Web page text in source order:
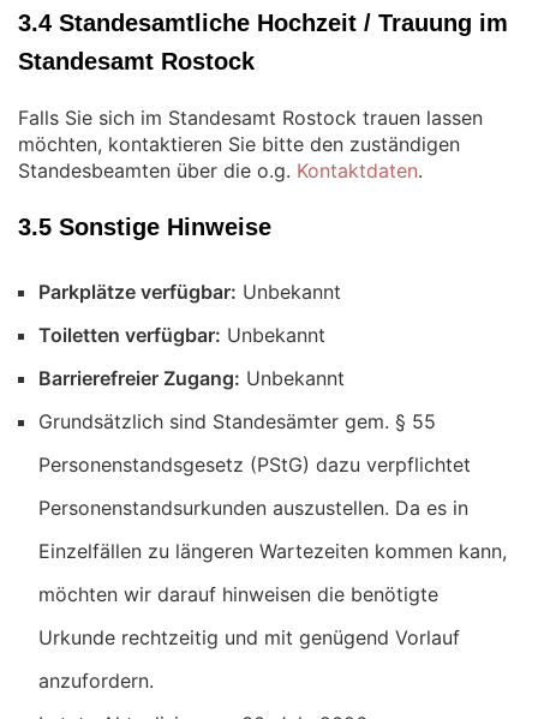
3.4 Standesamtliche Hochzeit / Trauung im
Standesamt Rostock
Falls Sie sich im Standesamt Rostock trauen lassen
möchten, kontaktieren Sie bitte den zuständigen
Standesbeamten über die o.g. Kontaktdaten.
3.5 Sonstige Hinweise
Parkplätze verfügbar: Unbekannt
Toiletten verfügbar: Unbekannt
Barrierefreier Zugang: Unbekannt
Grundsätzlich sind Standesämter gem. § 55
Personenstandsgesetz (PStG) dazu verpflichtet
Personenstandsurkunden auszustellen. Da es in
Einzelfällen zu längeren Wartezeiten kommen kann,
möchten wir darauf hinweisen die benötigte
Urkunde rechtzeitig und mit genügend Vorlauf
anzufordern.